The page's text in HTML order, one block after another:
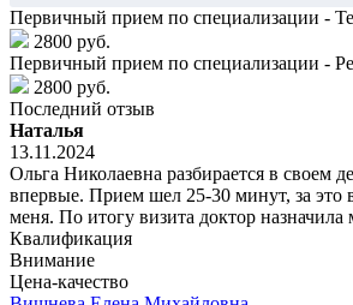
Первичный прием по специализации -
2800 руб.
Первичный прием по специализации -
2800 руб.
Последний отзыв
Наталья
13.11.2024
Ольга Николаевна разбирается в своем
впервые. Прием шел 25-30 минут, за это
меня. По итогу визита доктор назначила
Квалификация
Внимание
Цена-качество